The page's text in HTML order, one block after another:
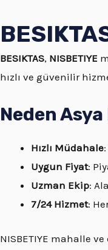
BESIKTAS, NISBETIYE
hızlı ve güvenilir
Neden
Hızlı Müdahale
Uygun Fiyat:
Uzman Ekip:
7/24 Hizmet:
NISBETIYE mahalle